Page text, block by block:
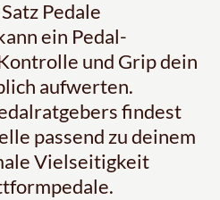
Pedale
ein Pedal-
und Grip dein
aufwerten.
findest
passend zu deinem
Vielseitigkeit